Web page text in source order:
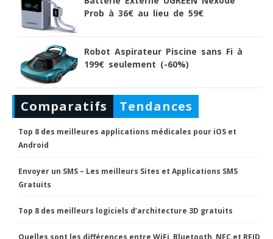
Prob à 36€ au lieu de 59€
Robot Aspirateur Piscine sans Fi à
199€ seulement (-60%)
Comparatifs Tendances
Top 8 des meilleures applications médicales pour iOS et
Android
Envoyer un SMS – Les meilleurs Sites et Applications SMS
Gratuits
Top 8 des meilleurs logiciels d’architecture 3D gratuits
Quelles sont les différences entre WiFi, Bluetooth, NFC et RFID